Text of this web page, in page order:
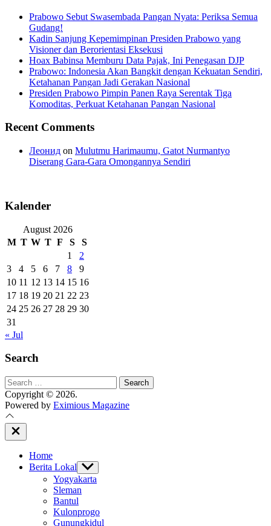
Prabowo Sebut Swasembada Pangan Nyata: Periksa Semua
Gudang!
Kadin Sanjung Kepemimpinan Presiden Prabowo yang
Visioner dan Berorientasi Eksekusi
Hoax Babinsa Memburu Data Pajak, Ini Penegasan DJP
Prabowo: Indonesia Akan Bangkit dengan Kekuatan Sendiri,
Ketahanan Pangan Jadi Gerakan Nasional
Presiden Prabowo Pimpin Panen Raya Serentak Tiga
Komoditas, Perkuat Ketahanan Pangan Nasional
Recent Comments
Леонид on Mulutmu Harimaumu, Gatot Nurmantyo
Diserang Gara-Gara Omongannya Sendiri
Kalender
August 2026
M T W T F S
S
1
2
3
4 5 6 7 8
9
10 11 12 13 14 15 16
17 18 19 20 21 22 23
24 25 26 27 28 29 30
31
« Jul
Search
Search
for:
Copyright © 2026.
Powered by Eximious Magazine
Close
Off
Home
Berita Lokal Show
sub
menu
Yogyakarta
Sleman
Bantul
Kulonprogo
Gunungkidul